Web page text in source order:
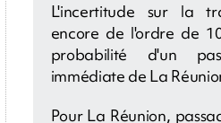
L'incertitude sur la
encore de l'ordre de
probabilité d'un
immédiate de La
Pour La Réunion,